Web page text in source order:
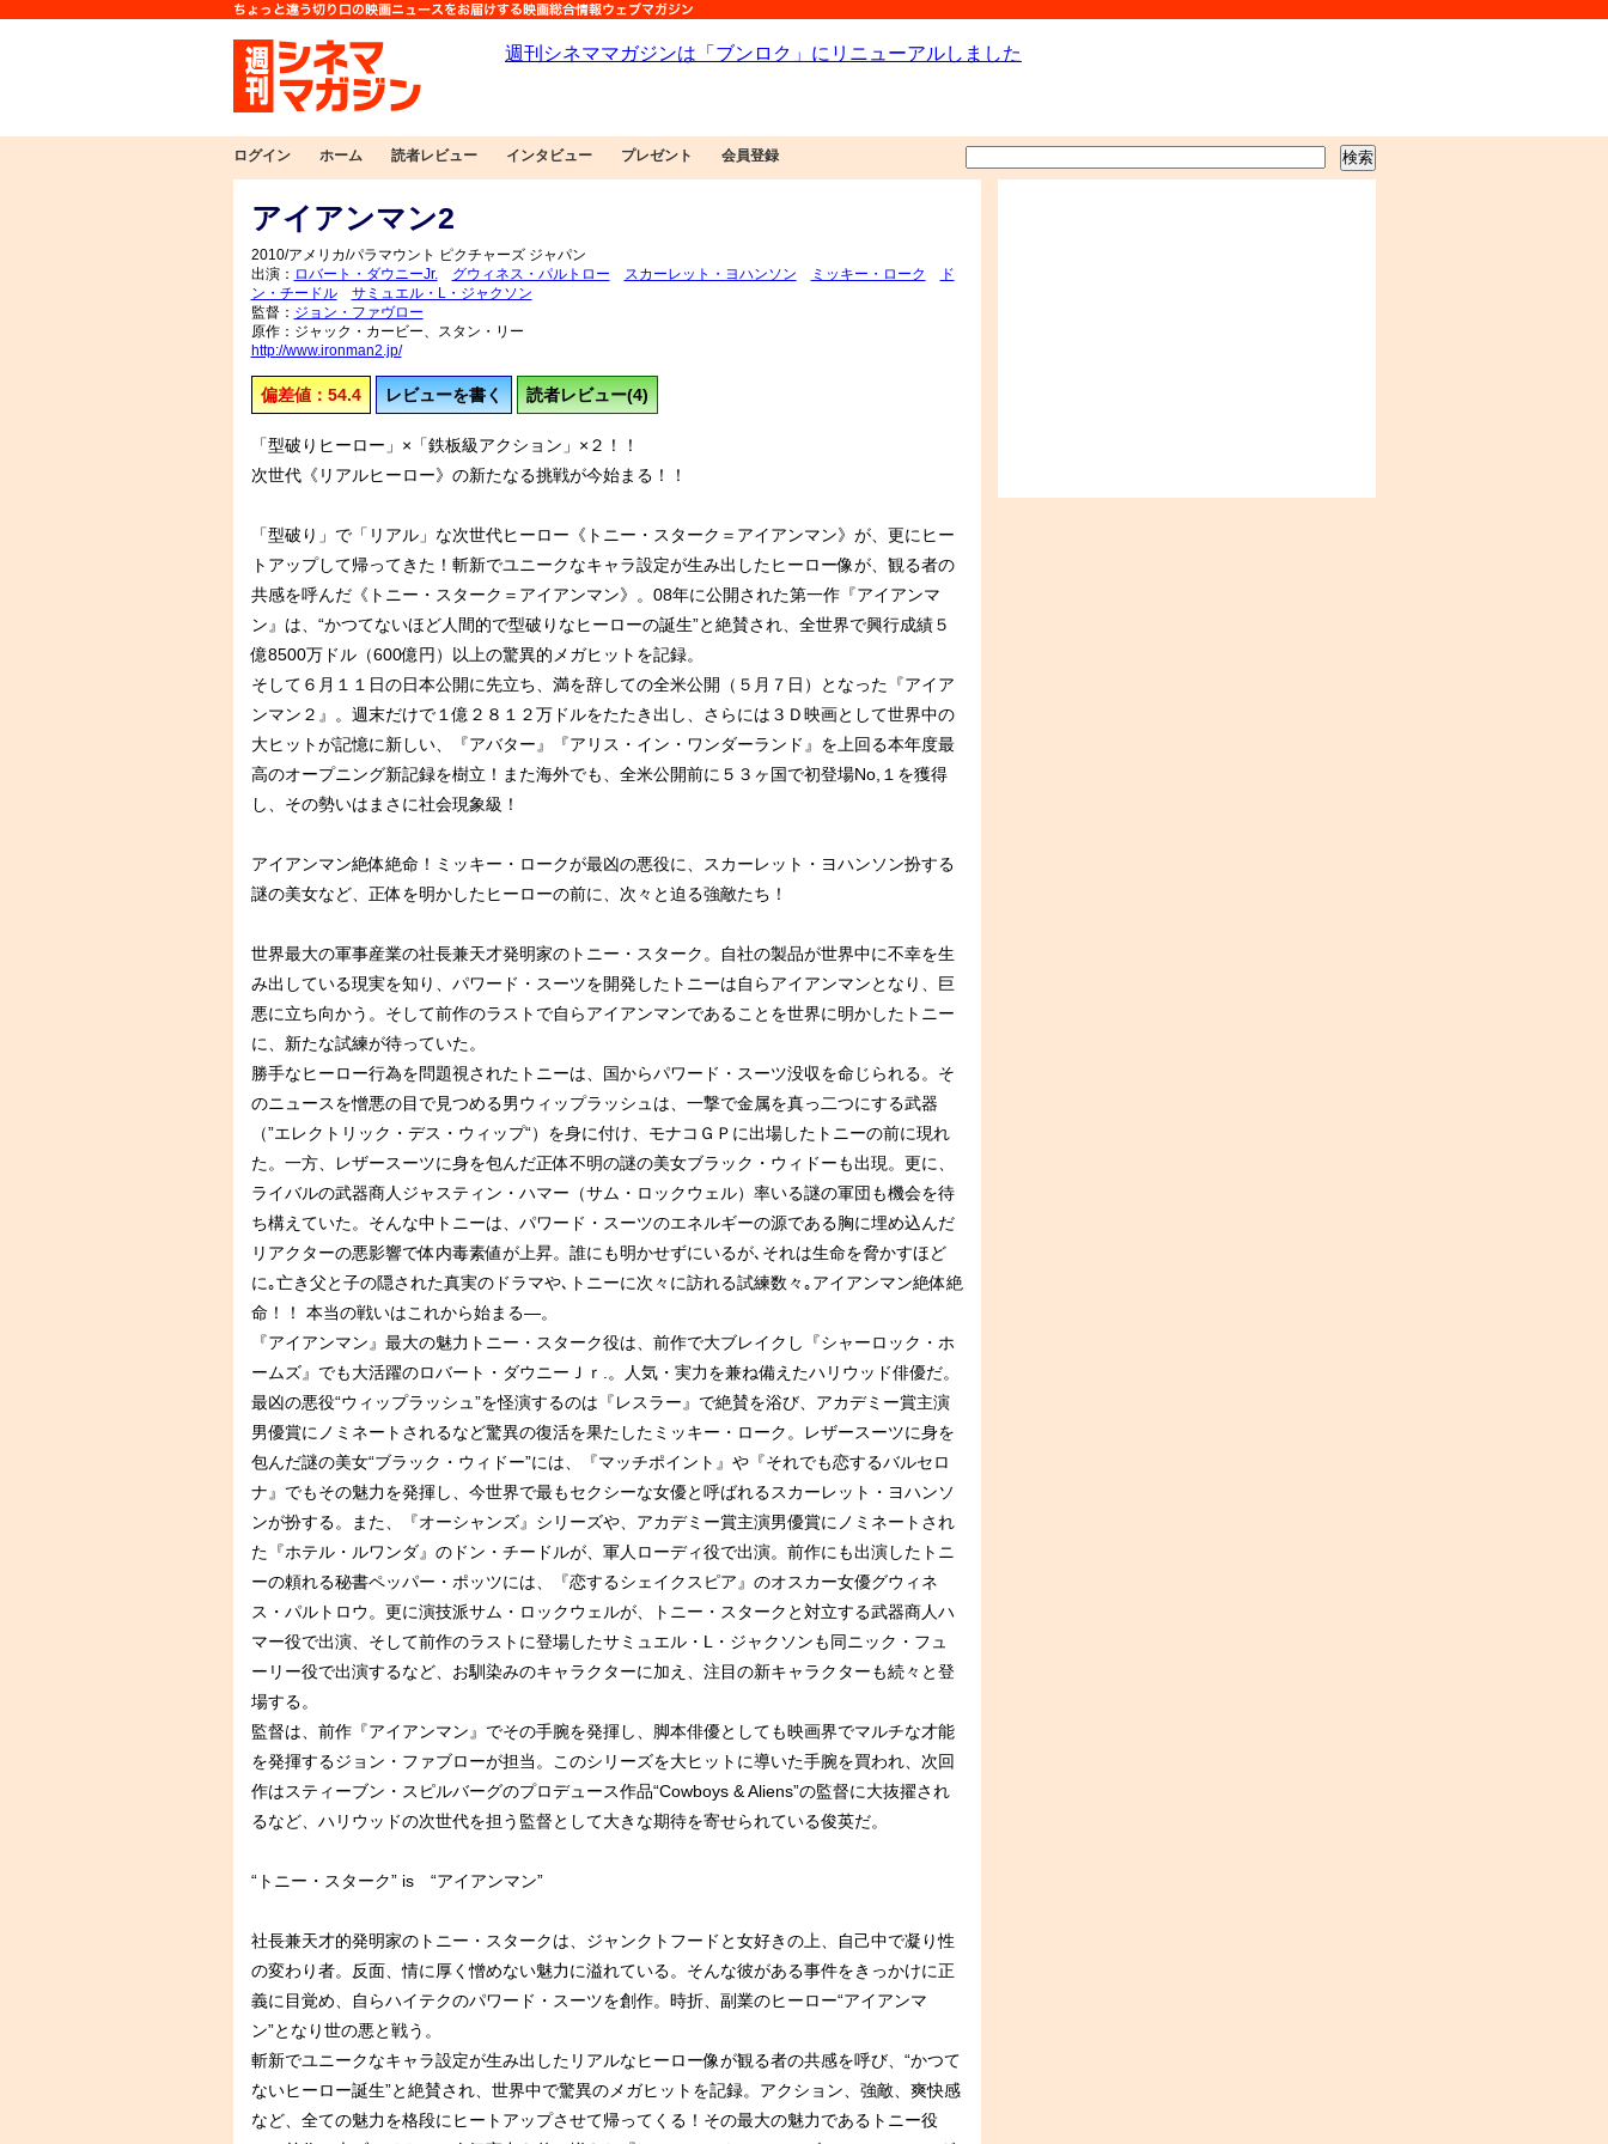
ログイン ホーム 読者レビュー インタビュー プレゼント 会員登録
アイアンマン2
2010/アメリカ/パラマウント ピクチャーズ ジャパン
出演： ロバート・ダウニーJr. グウィネス・パルトロー スカーレット・ヨハンソン ミッキー・ローク
ド
ン・チードル
サミュエル・L・ジャクソン
監督： ジョン・ファヴロー
原作：ジャック・カービー、スタン・リー
http://www.ironman2.jp/
偏差値：54.4 レビューを書く 読者レビュー(4)
「型破りヒーロー」×「鉄板級アクション」×２！！
次世代《リアルヒーロー》の新たなる挑戦が今始まる！！
「型破り」で「リアル」な次世代ヒーロー《トニー・スターク＝アイアンマン》が、更にヒー
トアップして帰ってきた！斬新でユニークなキャラ設定が生み出したヒーロー像が、観る者の
共感を呼んだ《トニー・スターク＝アイアンマン》。08年に公開された第一作『アイアンマ
ン』は、“かつてないほど人間的で型破りなヒーローの誕生”と絶賛され、全世界で興行成績５
億8500万ドル（600億円）以上の驚異的メガヒットを記録。
そして６月１１日の日本公開に先立ち、満を辞しての全米公開（５月７日）となった『アイア
ンマン２』。週末だけで１億２８１２万ドルをたたき出し、さらには３Ｄ映画として世界中の
大ヒットが記憶に新しい、『アバター』『アリス・イン・ワンダーランド』を上回る本年度最
高のオープニング新記録を樹立！また海外でも、全米公開前に５３ヶ国で初登場No,１を獲得
し、その勢いはまさに社会現象級！
アイアンマン絶体絶命！ミッキー・ロークが最凶の悪役に、スカーレット・ヨハンソン扮する
謎の美女など、正体を明かしたヒーローの前に、次々と迫る強敵たち！
世界最大の軍事産業の社長兼天才発明家のトニー・スターク。自社の製品が世界中に不幸を生
み出している現実を知り、パワード・スーツを開発したトニーは自らアイアンマンとなり、巨
悪に立ち向かう。そして前作のラストで自らアイアンマンであることを世界に明かしたトニー
に、新たな試練が待っていた。
勝手なヒーロー行為を問題視されたトニーは、国からパワード・スーツ没収を命じられる。そ
のニュースを憎悪の目で見つめる男ウィップラッシュは、一撃で金属を真っ二つにする武器
（”エレクトリック・デス・ウィップ“）を身に付け、モナコＧＰに出場したトニーの前に現れ
た。一方、レザースーツに身を包んだ正体不明の謎の美女ブラック・ウィドーも出現。更に、
ライバルの武器商人ジャスティン・ハマー（サム・ロックウェル）率いる謎の軍団も機会を待
ち構えていた。そんな中トニーは、パワード・スーツのエネルギーの源である胸に埋め込んだ
リアクターの悪影響で体内毒素値が上昇。誰にも明かせずにいるが､それは生命を脅かすほど
に｡亡き父と子の隠された真実のドラマや､トニーに次々に訪れる試練数々｡アイアンマン絶体絶
命！！ 本当の戦いはこれから始まる—。
『アイアンマン』最大の魅力トニー・スターク役は、前作で大ブレイクし『シャーロック・ホ
ームズ』でも大活躍のロバート・ダウニーＪｒ.。人気・実力を兼ね備えたハリウッド俳優だ。
最凶の悪役“ウィップラッシュ”を怪演するのは『レスラー』で絶賛を浴び、アカデミー賞主演
男優賞にノミネートされるなど驚異の復活を果たしたミッキー・ローク。レザースーツに身を
包んだ謎の美女“ブラック・ウィドー”には、『マッチポイント』や『それでも恋するバルセロ
ナ』でもその魅力を発揮し、今世界で最もセクシーな女優と呼ばれるスカーレット・ヨハンソ
ンが扮する。また、『オーシャンズ』シリーズや、アカデミー賞主演男優賞にノミネートされ
た『ホテル・ルワンダ』のドン・チードルが、軍人ローディ役で出演。前作にも出演したトニ
ーの頼れる秘書ペッパー・ポッツには、『恋するシェイクスピア』のオスカー女優グウィネ
ス・パルトロウ。更に演技派サム・ロックウェルが、トニー・スタークと対立する武器商人ハ
マー役で出演、そして前作のラストに登場したサミュエル・L・ジャクソンも同ニック・フュ
ーリー役で出演するなど、お馴染みのキャラクターに加え、注目の新キャラクターも続々と登
場する。
監督は、前作『アイアンマン』でその手腕を発揮し、脚本俳優としても映画界でマルチな才能
を発揮するジョン・ファブローが担当。このシリーズを大ヒットに導いた手腕を買われ、次回
作はスティーブン・スピルバーグのプロデュース作品“Cowboys & Aliens”の監督に大抜擢され
るなど、ハリウッドの次世代を担う監督として大きな期待を寄せられている俊英だ。
“トニー・スターク” is “アイアンマン”
社長兼天才的発明家のトニー・スタークは、ジャンクトフードと女好きの上、自己中で凝り性
の変わり者。反面、情に厚く憎めない魅力に溢れている。そんな彼がある事件をきっかけに正
義に目覚め、自らハイテクのパワード・スーツを創作。時折、副業のヒーロー“アイアンマ
ン”となり世の悪と戦う。
斬新でユニークなキャラ設定が生み出したリアルなヒーロー像が観る者の共感を呼び、“かつて
ないヒーロー誕生”と絶賛され、世界中で驚異のメガヒットを記録。アクション、強敵、爽快感
など、全ての魅力を格段にヒートアップさせて帰ってくる！その最大の魅力であるトニー役